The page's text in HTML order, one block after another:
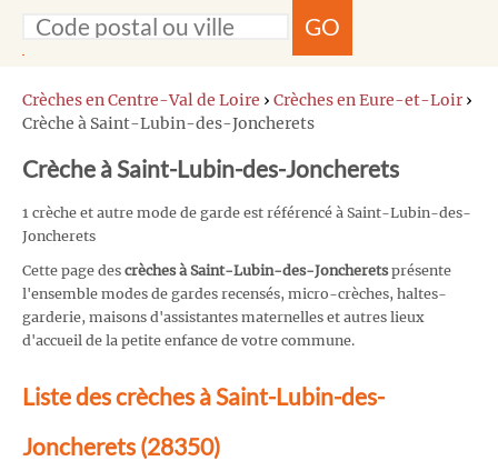
GO
Crèches en Centre-Val de Loire › Crèches en Eure-et-Loir ›
Crèche à Saint-Lubin-des-Joncherets
Crèche à Saint-Lubin-des-Joncherets
1 crèche et autre mode de garde est référencé à Saint-Lubin-des-
Joncherets
Cette page des crèches à Saint-Lubin-des-Joncheretsprésente
l'ensemble modes de gardes recensés, micro-crèches, haltes-
garderie, maisons d'assistantes maternelles et autres lieux
d'accueil de la petite enfance de votre commune.
Liste des crèches à Saint-Lubin-des-
Joncherets (28350)